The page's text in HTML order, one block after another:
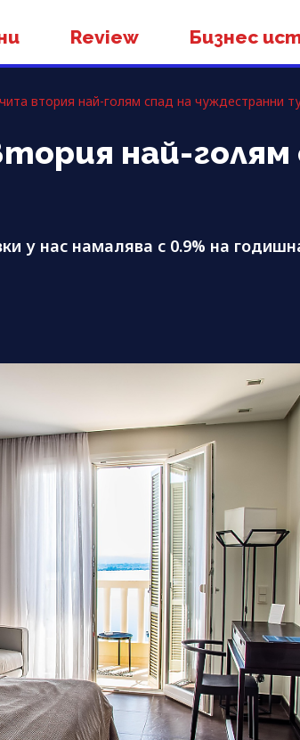
Review Бизнес
втория най-голям спад на чуждестранни
най-
у нас намалява с 0.9% на